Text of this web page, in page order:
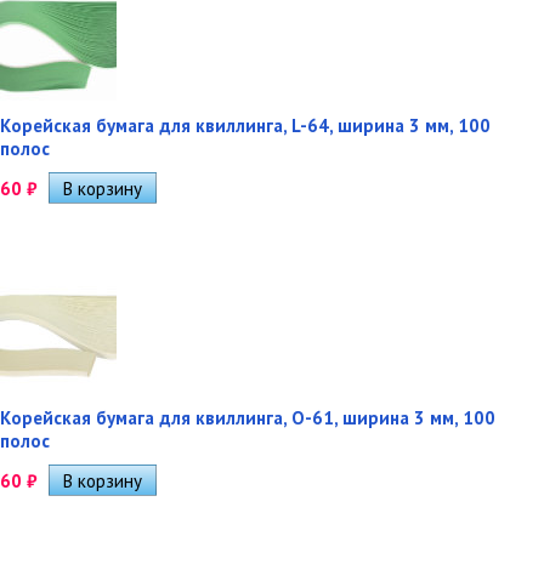
Корейская бумага для квиллинга, L-64, ширина 3 мм, 100
полос
60 ₽
Корейская бумага для квиллинга, O-61, ширина 3 мм, 100
полос
60 ₽